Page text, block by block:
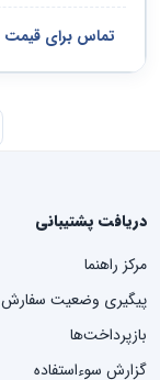
تماس برای قیمت
دریافت پشتیبانی
مرکز راهنما
پیگیری وضعیت سفارش
بازپرداخت‌ها
گزارش سوءاستفاده